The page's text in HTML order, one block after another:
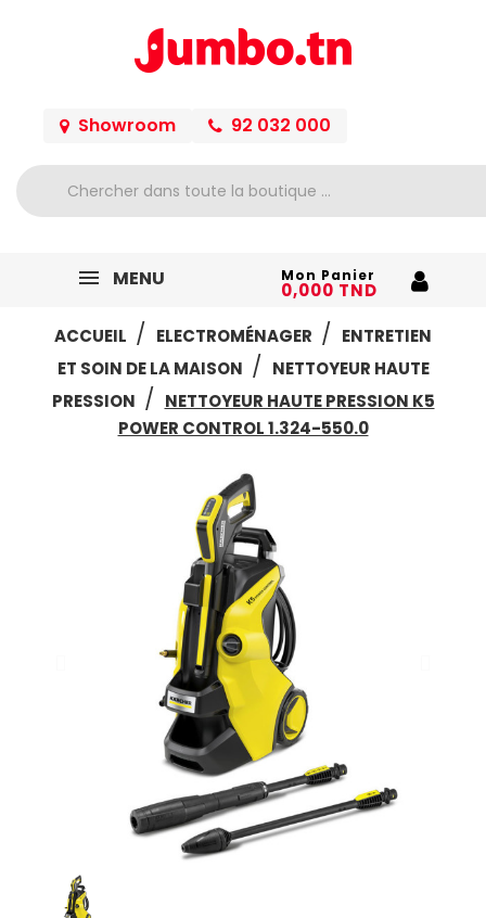
Showroom 92 032 000
MENU Mon Panier
0,000 TND
ACCUEIL
ELECTROMÉNAGER
ENTRETIEN
ET SOIN DE LA MAISON
NETTOYEUR HAUTE
PRESSION
NETTOYEUR HAUTE PRESSION K5
POWER CONTROL 1.324-550.0